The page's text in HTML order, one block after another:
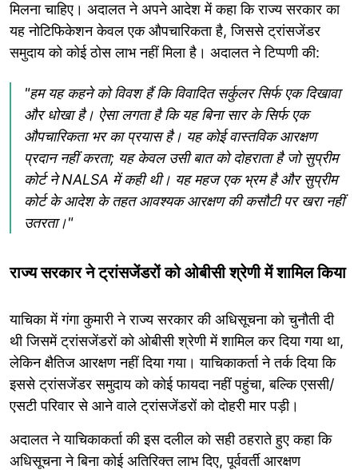
मिलना चाहिए। अदालत ने अपने आदेश में कहा कि राज्य सरकार का
यह नोटिफिकेशन केवल एक औपचारिकता है, जिससे ट्रांसजेंडर
समुदाय को कोई ठोस लाभ नहीं मिला है। अदालत ने टिप्पणी की:
"हम यह कहने को विवश हैं कि विवादित सर्कुलर सिर्फ एक दिखावा
और धोखा है। ऐसा लगता है कि यह बिना सार के सिर्फ एक
औपचारिकता भर का प्रयास है। यह कोई वास्तविक आरक्षण
प्रदान नहीं करता; यह केवल उसी बात को दोहराता है जो सुप्रीम
कोर्ट ने NALSA में कही थी। यह महज एक भ्रम है और सुप्रीम
कोर्ट के आदेश के तहत आवश्यक आरक्षण की कसौटी पर खरा नहीं
उतरता।"
राज्य सरकार ने ट्रांसजेंडरों को ओबीसी श्रेणी में शामिल किया
याचिका में गंगा कुमारी ने राज्य सरकार की अधिसूचना को चुनौती दी
थी जिसमें ट्रांसजेंडरों को ओबीसी श्रेणी में शामिल कर दिया गया था,
लेकिन क्षैतिज आरक्षण नहीं दिया गया। याचिकाकर्ता ने तर्क दिया कि
इससे ट्रांसजेंडर समुदाय को कोई फायदा नहीं पहुंचा, बल्कि एससी/
एसटी परिवार से आने वाले ट्रांसजेंडरों को दोहरी मार पड़ी।
अदालत ने याचिकाकर्ता की इस दलील को सही ठहराते हुए कहा कि
अधिसूचना ने बिना कोई अतिरिक्त लाभ दिए, पूर्ववर्ती आरक्षण